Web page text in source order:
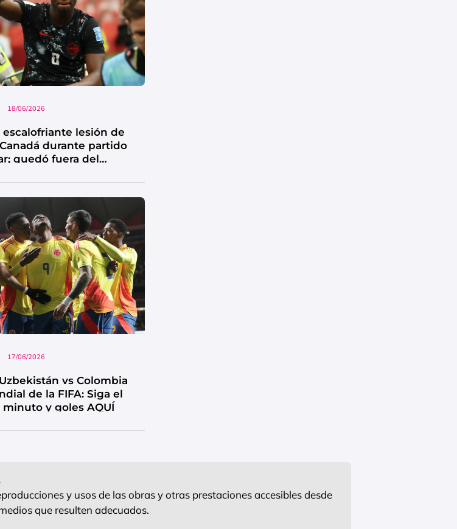
18/06/2026
escalofriante lesión de
durante partido
quedó fuera del
17/06/2026
vs Colombia
de la FIFA: Siga el
y goles AQUÍ
y usos de las obras y otras prestaciones accesibles desde
que resulten adecuados.